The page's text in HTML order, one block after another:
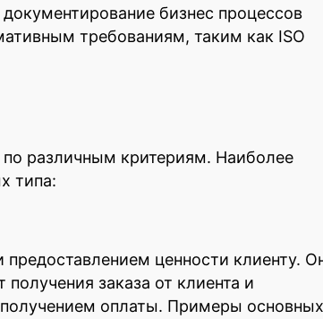
бизнес процессов
требованиям, таким как ISO
различным критериям. Наиболее
типа:
ценности клиенту.
заказа от клиента и
получением оплаты. Примеры основных